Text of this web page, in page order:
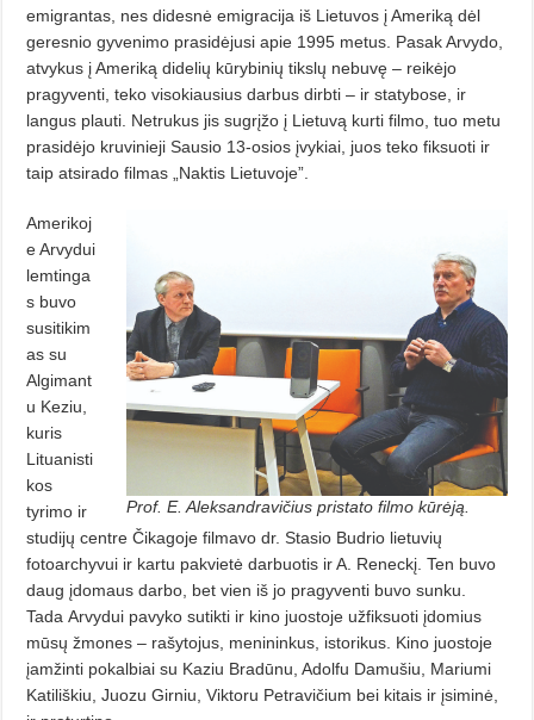
emigrantas, nes didesnė emigracija iš Lietuvos į Ameriką dėl
geresnio gyvenimo prasidėjusi apie 1995 metus. Pasak Arvydo,
atvykus į Ameriką didelių kūrybinių tikslų nebuvę – reikėjo
pragyventi, teko visokiausius darbus dirbti – ir statybose, ir
langus plauti. Netrukus jis sugrįžo į Lietuvą kurti filmo, tuo metu
prasidėjo kruvinieji Sausio 13-osios įvykiai, juos teko fiksuoti ir
taip atsirado filmas „Naktis Lietuvoje”.
Prof. E. Aleksandravičius pristato filmo kūrėją.
Amerikoj
e Arvydui
lemtinga
s buvo
susitikim
as su
Algimant
u Keziu,
kuris
Lituanisti
kos
tyrimo ir
studijų centre Čikagoje filmavo dr. Stasio Budrio lietuvių
fotoarchyvui ir kartu pakvietė darbuotis ir A. Reneckį. Ten buvo
daug įdomaus darbo, bet vien iš jo pragyventi buvo sunku.
Tada Arvydui pavyko sutikti ir kino juostoje užfiksuoti įdomius
mūsų žmones – rašytojus, menininkus, istorikus. Kino juostoje
įamžinti pokalbiai su Kaziu Bradūnu, Adolfu Damušiu, Mariumi
Katiliškiu, Juozu Girniu, Viktoru Petravičium bei kitais ir įsiminė,